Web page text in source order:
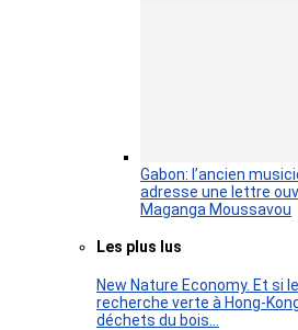
Gabon: l’ancien
adresse une lettre
Maganga Moussavou
Les plus lus
New Nature Economy. Et si
recherche verte à Hong-
déchets du bois…